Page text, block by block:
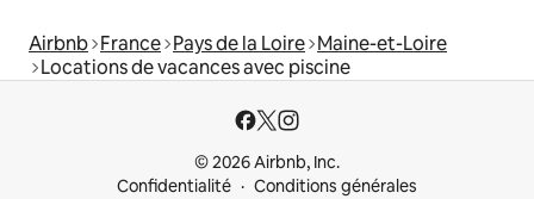
Airbnb France Pays de la Loire Maine-et-Loire
Locations de vacances avec piscine
© 2026 Airbnb, Inc.
Confidentialité
Conditions générales